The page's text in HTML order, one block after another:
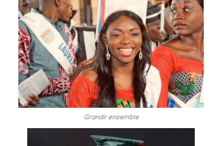
Grandir ensemble